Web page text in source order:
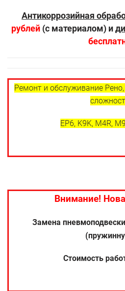
Антикоррозийная
рублей (с материалом) и
Ремонт и обслуживание
EP6, K9K, M4R,
Внимание!
Замена
Стоимость